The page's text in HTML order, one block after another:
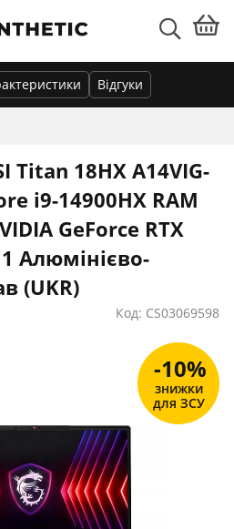
Відгуки
Titan 18HX A14VIG-
i9-14900HX RAM
GeForce RTX
Алюмінієво-
(UKR)
Код: CS03069598
-10%
знижки
для ЗСУ